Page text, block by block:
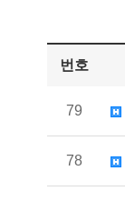
번호
79
78